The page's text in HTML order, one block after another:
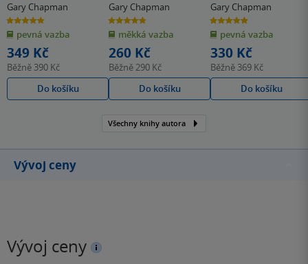
Gary Chapman
4.8
z
5
hvězdiček
pevná vazba
349 Kč
Běžně 390 Kč
Do košíku
Gary Chapman
4.8
z
5
hvězdiček
měkká vazba
260 Kč
Běžně290 Kč
Do košíku
Gary Chapman
5.0
z
5
hvězdiček
pevná vazba
330 Kč
Běžně 369 Kč
Do košíku
Všechny knihy autora
Vývoj ceny
Vývoj ceny